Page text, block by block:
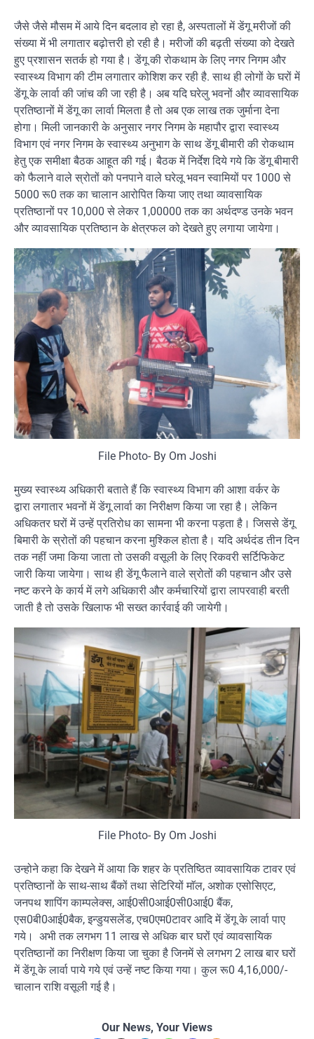
जैसे जैसे मौसम में आये दिन बदलाव हो रहा है, अस्पतालों में डेंगू मरीजों की
संख्या में भी लगातार बढ़ोत्तरी हो रही है। मरीजों की बढ़ती संख्या को देखते
हुए प्रशासन सतर्क हो गया है। डेंगू की रोकथाम के लिए नगर निगम और
स्वास्थ्य विभाग की टीम लगातार कोशिश कर रही है. साथ ही लोगों के घरों में
डेंगू के लार्वा की जांच की जा रही है। अब यदि घरेलु भवनों और व्यावसायिक
प्रतिष्ठानों में डेंगू का लार्वा मिलता है तो अब एक लाख तक जुर्माना देना
होगा। मिली जानकारी के अनुसार नगर निगम के महापौर द्वारा स्वास्थ्य
विभाग एवं नगर निगम के स्वास्थ्य अनुभाग के साथ डेंगू बीमारी की रोकथाम
हेतु एक समीक्षा बैठक आहूत की गई। बैठक में निर्देश दिये गये कि डेंगू बीमारी
को फैलाने वाले स्रोतों को पनपाने वाले घरेलू भवन स्वामियों पर 1000 से
5000 रू0 तक का चालान आरोपित किया जाए तथा व्यावसायिक
प्रतिष्ठानों पर 10,000 से लेकर 1,00000 तक का अर्थदण्ड उनके भवन
और व्यावसायिक प्रतिष्ठान के क्षेत्रफल को देखते हुए लगाया जायेगा।
File Photo- By Om Joshi
मुख्य स्वास्थ्य अधिकारी बताते हैं कि स्वास्थ्य विभाग की आशा वर्कर के
द्वारा लगातार भवनों में डेंगू लार्वा का निरीक्षण किया जा रहा है। लेकिन
अधिकतर घरों में उन्हें प्रतिरोध का सामना भी करना पड़ता है। जिससे डेंगू
बिमारी के स्रोतों की पहचान करना मुश्किल होता है। यदि अर्थदंड तीन दिन
तक नहीं जमा किया जाता तो उसकी वसूली के लिए रिकवरी सर्टिफिकेट
जारी किया जायेगा। साथ ही डेंगू फैलाने वाले स्रोतों की पहचान और उसे
नष्ट करने के कार्य में लगे अधिकारी और कर्मचारियों द्वारा लापरवाही बरती
जाती है तो उसके खिलाफ भी सख्त कार्रवाई की जायेगी।
File Photo- By Om Joshi
उन्होने कहा कि देखने में आया कि शहर के प्रतिष्ठित व्यावसायिक टावर एवं
प्रतिष्ठानों के साथ-साथ बैंकों तथा सेटिरियों माॅल, अशोक एसोसिएट,
जनपथ शापिंग काम्पलेक्स, आई0सी0आई0सी0आई0 बैंक,
एस0बी0आई0बैक, इन्डुयसलेंड, एच0एम0टावर आदि में डेंगू के लार्वा पाए
गये। अभी तक लगभग 11 लाख से अधिक बार घरों एवं व्यावसायिक
प्रतिष्ठानों का निरीक्षण किया जा चुका है जिनमें से लगभग 2 लाख बार घरों
में डेंगू के लार्वा पाये गये एवं उन्हें नष्ट किया गया। कुल रू0 4,16,000/-
चालान राशि वसूली गई है।
Our News, Your Views